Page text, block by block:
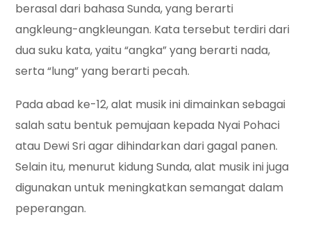
berasal dari bahasa Sunda, yang berarti
angkleung-angkleungan. Kata tersebut terdiri dari
dua suku kata, yaitu “angka” yang berarti nada,
serta “lung” yang berarti pecah.
Pada abad ke-12, alat musik ini dimainkan sebagai
salah satu bentuk pemujaan kepada Nyai Pohaci
atau Dewi Sri agar dihindarkan dari gagal panen.
Selain itu, menurut kidung Sunda, alat musik ini juga
digunakan untuk meningkatkan semangat dalam
peperangan.